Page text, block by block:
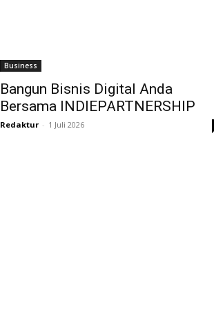
Business
Bangun Bisnis Digital Anda
Bersama INDIEPARTNERSHIP
Redaktur - 1 Juli 2026